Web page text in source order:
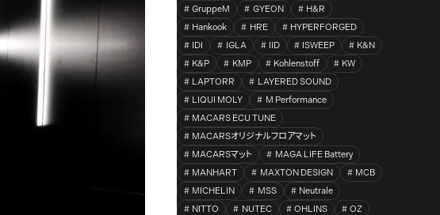
GruppeM
GYEON
H&R
Hankook
HRE
HYPERFORGED
IDI
IGLA IID ISWEEP
K&N
K&P
KMP Kohlenstoff
KW
LAPTORR
LAYERED SOUND
LIQUI MOLY
M Performance
MACARS ECU TUNE
MACARSオリジナルフロアマット
MACARSマット
MAGA LIFE Battery
MANHART
MAXTON DESIGN
MCB
MICHELIN
MSS
Neutrale
NITTO
NUTEC OHLINS OZ